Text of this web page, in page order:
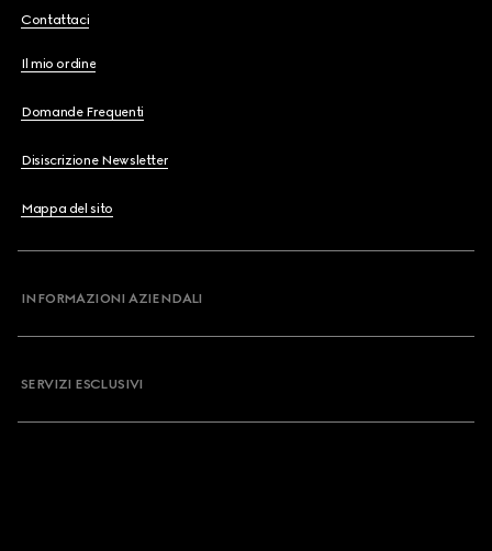
Contattaci
Il mio ordine
Domande Frequenti
Disiscrizione Newsletter
Mappa del sito
INFORMAZIONI AZIENDALI
SERVIZI ESCLUSIVI